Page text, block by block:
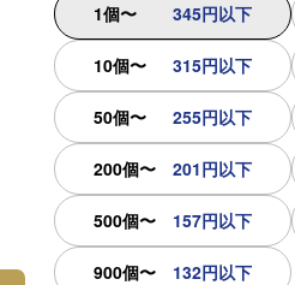
1個〜 345円以下
10個〜 315円以下
50個〜 255円以下
200個〜 201円以下
500個〜 157円以下
900個〜 132円以下